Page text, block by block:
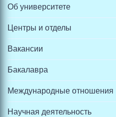
Об университете
Центры и отделы
Вакансии
Бакалавра
Международные отношения
Научная деятельность